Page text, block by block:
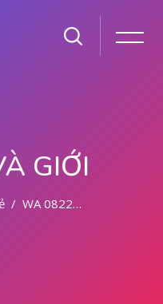
GIỚI
WA 082281779727 TEMPAT ABORSI DI MEDAN